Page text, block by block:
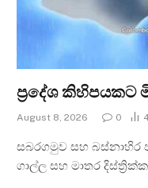
ප්‍රදේශ කිහිපයකට
August 8, 2026 0
සබරගමුව සහ බස්නාහිර
ගාල්ල සහ මාතර